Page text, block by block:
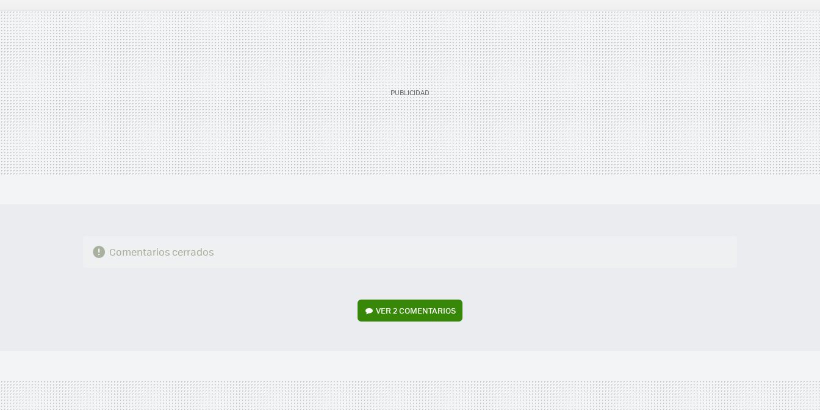
MAIL
Comentarios cerrados
VER2 COMENTARIOS